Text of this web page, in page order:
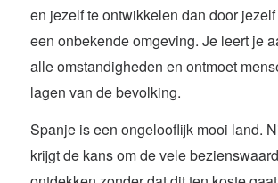
en jezelf te ontwikkelen dan door
een onbekende omgeving. Je leert je
alle omstandigheden en ontmoet
lagen van de bevolking.
Spanje is een ongelooflijk mooi land.
krijgt de kans om de vele